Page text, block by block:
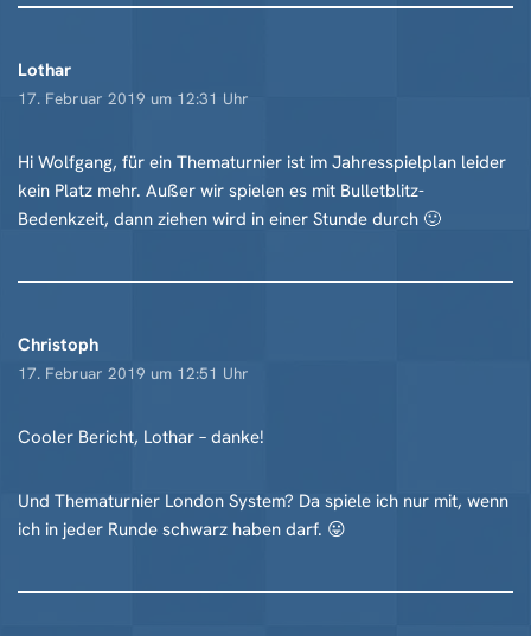
Lothar
17. Februar 2019 um 12:31 Uhr
Hi Wolfgang, für ein Thematurnier ist im Jahresspielplan leider
kein Platz mehr. Außer wir spielen es mit Bulletblitz-
Bedenkzeit, dann ziehen wird in einer Stunde durch 🙂
Christoph
17. Februar 2019 um 12:51 Uhr
Cooler Bericht, Lothar – danke!
Und Thematurnier London System? Da spiele ich nur mit, wenn
ich in jeder Runde schwarz haben darf. 😛